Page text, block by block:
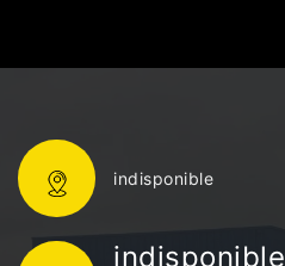
indisponible
indisponible